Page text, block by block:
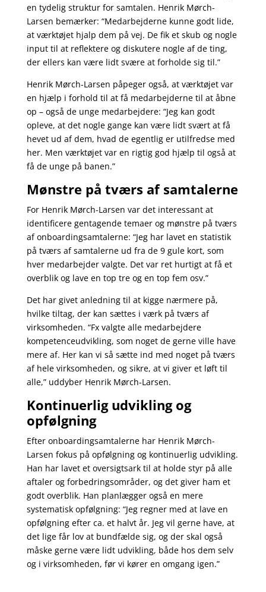
en tydelig struktur for samtalen. Henrik Mørch-
Larsen bemærker: “Medarbejderne kunne godt lide,
at værktøjet hjalp dem på vej. De fik et skub og nogle
input til at reflektere og diskutere nogle af de ting,
der ellers kan være lidt svære at forholde sig til.”
Henrik Mørch-Larsen påpeger også, at værktøjet var
en hjælp i forhold til at få medarbejderne til at åbne
op – også de unge medarbejdere: “Jeg kan godt
opleve, at det nogle gange kan være lidt svært at få
hevet ud af dem, hvad de egentlig er utilfredse med
her. Men værktøjet var en rigtig god hjælp til også at
få de unge på banen.”
Mønstre på tværs af samtalerne
For Henrik Mørch-Larsen var det interessant at
identificere gentagende temaer og mønstre på tværs
af onboardingsamtalerne: “Jeg har lavet en statistik
på tværs af samtalerne ud fra de 9 gule kort, som
hver medarbejder valgte. Det var ret hurtigt at få et
overblik og lave en top tre og en top fem osv.”
Det har givet anledning til at kigge nærmere på,
hvilke tiltag, der kan sættes i værk på tværs af
virksomheden. “Fx valgte alle medarbejdere
kompetenceudvikling, som noget de gerne ville have
mere af. Her kan vi så sætte ind med noget på tværs
af hele virksomheden, og sikre, at vi giver et løft til
alle,” uddyber Henrik Mørch-Larsen.
Kontinuerlig udvikling og
opfølgning
Efter onboardingsamtalerne har Henrik Mørch-
Larsen fokus på opfølgning og kontinuerlig udvikling.
Han har lavet et oversigtsark til at holde styr på alle
aftaler og forbedringsområder, og det giver ham et
godt overblik. Han planlægger også en mere
systematisk opfølgning: “Jeg regner med at lave en
opfølgning efter ca. et halvt år. Jeg vil gerne have, at
det lige får lov at bundfælde sig, og der skal også
måske gerne være lidt udvikling, både hos dem selv
og i virksomheden, før vi kører en omgang igen.”